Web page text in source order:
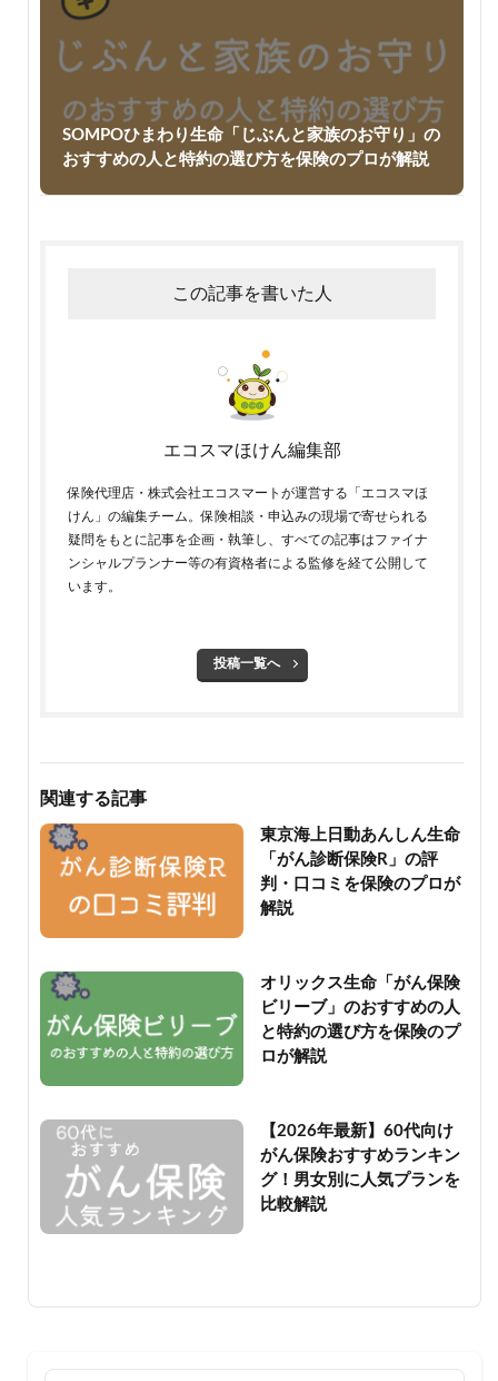
SOMPOひまわり生命「じぶんと家族のお守り」の
おすすめの人と特約の選び方を保険のプロが解説
この記事を書いた人
エコスマほけん編集部
保険代理店・株式会社エコスマートが運営する「エコスマほ
けん」の編集チーム。保険相談・申込みの現場で寄せられる
疑問をもとに記事を企画・執筆し、すべての記事はファイナ
ンシャルプランナー等の有資格者による監修を経て公開して
います。
投稿一覧へ
関連する記事
東京海上日動あんしん生命
「がん診断保険R」の評
判・口コミを保険のプロが
解説
オリックス生命「がん保険
ビリーブ」のおすすめの人
と特約の選び方を保険のプ
ロが解説
【2026年最新】60代向け
がん保険おすすめランキン
グ！男女別に人気プランを
比較解説